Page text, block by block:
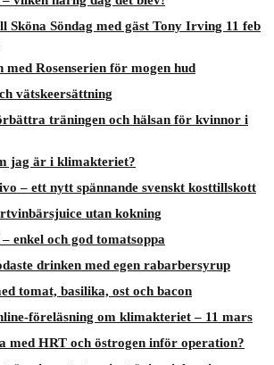
Sköna Söndag med gäst Tony Irving 11 feb
Rosenserien för mogen hud
vätskeersättning
träningen och hälsan för kvinnor i
jag är i klimakteriet?
– ett nytt spännande svenskt kosttillskott
utan kokning
enkel och god tomatsoppa
drinken med egen rabarbersyrup
tomat, basilika, ost och bacon
föreläsning om klimakteriet – 11 mars
med HRT och östrogen inför operation?